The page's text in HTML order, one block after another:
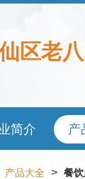
区老
简介 产
产品大全 > 餐